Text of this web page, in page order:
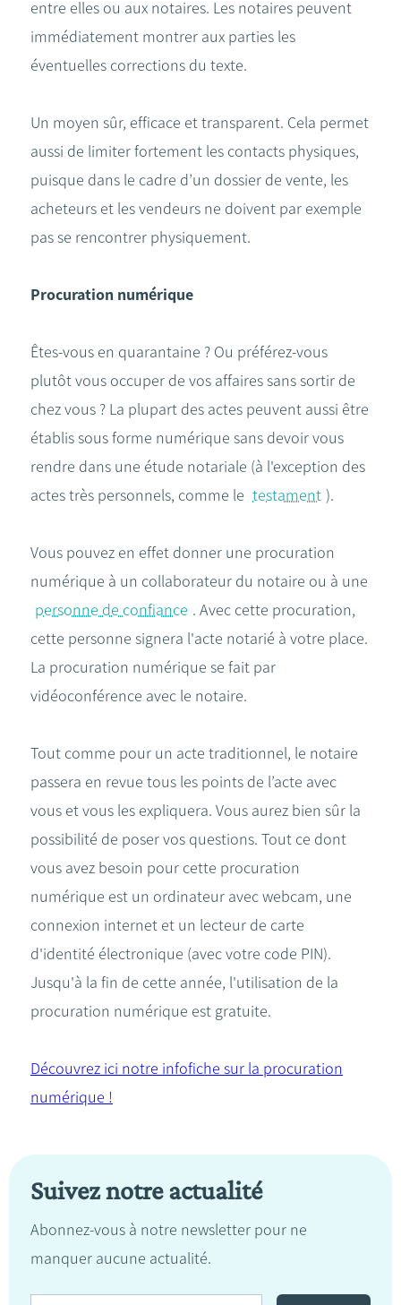
entre elles ou aux notaires. Les notaires peuvent
immédiatement montrer aux parties les
éventuelles corrections du texte.
Un moyen sûr, efficace et transparent. Cela permet
aussi de limiter fortement les contacts physiques,
puisque dans le cadre d’un dossier de vente, les
acheteurs et les vendeurs ne doivent par exemple
pas se rencontrer physiquement.
Procuration numérique
Êtes-vous en quarantaine ? Ou préférez-vous
plutôt vous occuper de vos affaires sans sortir de
chez vous ? La plupart des actes peuvent aussi être
établis sous forme numérique sans devoir vous
rendre dans une étude notariale (à l'exception des
actes très personnels, comme le testament ).
Vous pouvez en effet donner une procuration
numérique à un collaborateur du notaire ou à une
personne de confiance . Avec cette procuration,
cette personne signera l'acte notarié à votre place.
La procuration numérique se fait par
vidéoconférence avec le notaire.
Tout comme pour un acte traditionnel, le notaire
passera en revue tous les points de l’acte avec
vous et vous les expliquera. Vous aurez bien sûr la
possibilité de poser vos questions. Tout ce dont
vous avez besoin pour cette procuration
numérique est un ordinateur avec webcam, une
connexion internet et un lecteur de carte
d'identité électronique (avec votre code PIN).
Jusqu'à la fin de cette année, l'utilisation de la
procuration numérique est gratuite.
Découvrez ici notre infofiche sur la procuration
numérique !
Suivez notre actualité
Abonnez-vous à notre newsletter pour ne
manquer aucune actualité.